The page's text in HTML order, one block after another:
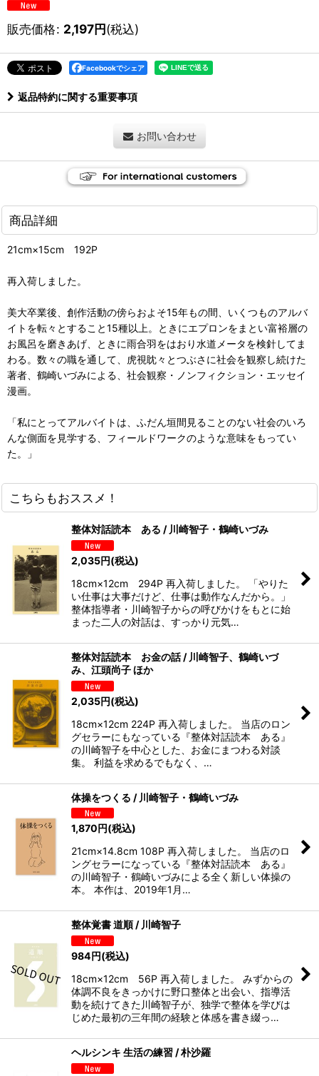
販売価格: 2,197円(税込)
Facebookでシェア
返品特約に関する重要事項
お問い合わせ
商品詳細
21cm×15cm 192P
再入荷しました。
美大卒業後、創作活動の傍らおよそ15年もの間、いくつものアルバ
イトを転々とすること15種以上。ときにエプロンをまとい富裕層の
お風呂を磨きあげ、ときに雨合羽をはおり水道メータを検針してま
わる。数々の職を通して、虎視眈々とつぶさに社会を観察し続けた
著者、鶴崎いづみによる、社会観察・ノンフィクション・エッセイ
漫画。
「私にとってアルバイトは、ふだん垣間見ることのない社会のいろ
んな側面を見学する、フィールドワークのような意味をもってい
た。」
こちらもおススメ！
整体対話読本 ある / 川崎智子・鶴崎いづみ
2,035円(税込)
18cm×12cm 294P 再入荷しました。 「やりた
い仕事は大事だけど、仕事は動作なんだから。」
整体指導者・川崎智子からの呼びかけをもとに始
まった二人の対話は、すっかり元気…
整体対話読本 お金の話 / 川崎智子、鶴崎いづ
み、江頭尚子 ほか
2,035円(税込)
18cm×12cm 224P 再入荷しました。 当店のロン
グセラーにもなっている『整体対話読本 ある』
の川崎智子を中心とした、お金にまつわる対談
集。 利益を求めるでもなく、…
体操をつくる / 川崎智子・鶴崎いづみ
1,870 円(税込)
21cm×14.8cm 108P 再入荷しました。 当店のロ
ングセラーになっている『整体対話読本 ある』
の川崎智子・鶴崎いづみによる全く新しい体操の
本。 本作は、2019年1月…
整体覚書 道順 / 川崎智子
984円(税込)
18cm×12cm 56P 再入荷しました。 みずからの
体調不良をきっかけに野口整体と出会い、指導活
動を続けてきた川崎智子が、独学で整体を学びは
じめた最初の三年間の経験と体感を書き綴っ…
ヘルシンキ 生活の練習 / 朴沙羅